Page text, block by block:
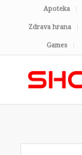
Apoteka
Zdrava hrana
Games